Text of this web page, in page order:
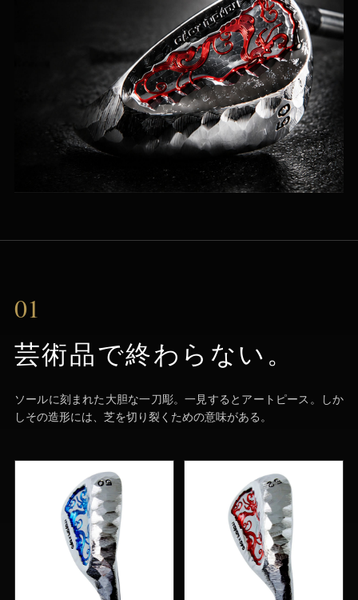
01
芸術品で終わらない。
ソールに刻まれた大胆な一刀彫。一見するとアートピース。しか
しその造形には、芝を切り裂くための意味がある。